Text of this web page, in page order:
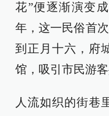
花”便逐渐演变
年，这一民俗首
到正月十六，府
馆，吸引市民游
人流如织的街巷